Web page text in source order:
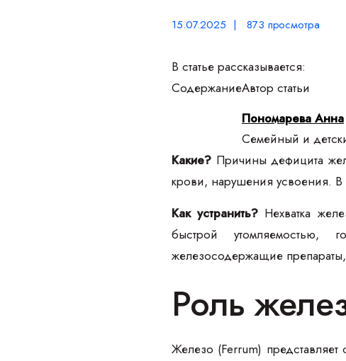
15.07.2025 | 873 просмотра
В статье рассказывается:
СодержаниеАвтор статьи
Пономарева Анна
Семейный и
Какие? Причины дефицита
крови, нарушения усвоения. В
Как устранить? Нехватка
быстрой утомляемостью,
железосодержащие препараты,
Роль
Железо (Ferrum)